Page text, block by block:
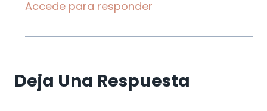
Accede para responder
Deja Una Respuesta